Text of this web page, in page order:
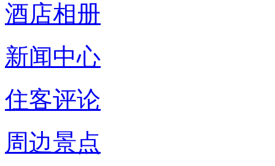
酒店相册
新闻中心
住客评论
周边景点